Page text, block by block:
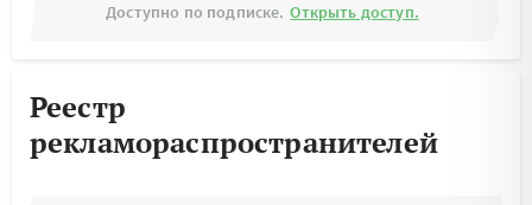
Доступно по подписке. Открыть доступ.
Реестр
рекламораспространителей